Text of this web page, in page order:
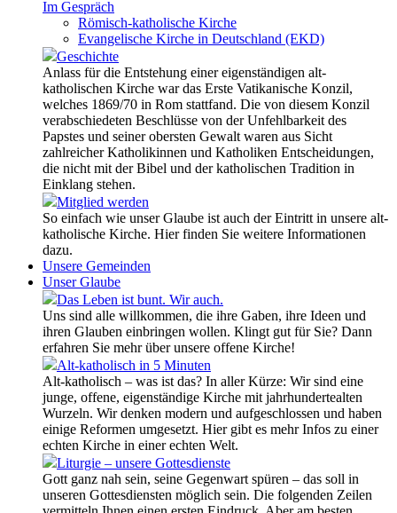
Im Gespräch
Römisch-katholische Kirche
Evangelische Kirche in Deutschland (EKD)
Geschichte
Anlass für die Entstehung einer eigenständigen alt-
katholischen Kirche war das Erste Vatikanische Konzil,
welches 1869/70 in Rom stattfand. Die von diesem Konzil
verabschiedeten Beschlüsse von der Unfehlbarkeit des
Papstes und seiner obersten Gewalt waren aus Sicht
zahlreicher Katholikinnen und Katholiken Entscheidungen,
die nicht mit der Bibel und der katholischen Tradition in
Einklang stehen.
Mitglied werden
So einfach wie unser Glaube ist auch der Eintritt in unsere alt-
katholische Kirche. Hier finden Sie weitere Informationen
dazu.
Unsere Gemeinden
Unser Glaube
Das Leben ist bunt. Wir auch.
Uns sind alle willkommen, die ihre Gaben, ihre Ideen und
ihren Glauben einbringen wollen. Klingt gut für Sie? Dann
erfahren Sie mehr über unsere offene Kirche!
Alt-katholisch in 5 Minuten
Alt-katholisch – was ist das? In aller Kürze: Wir sind eine
junge, offene, eigenständige Kirche mit jahrhundertealten
Wurzeln. Wir denken modern und aufgeschlossen und haben
einige Reformen umgesetzt. Hier gibt es mehr Infos zu einer
echten Kirche in einer echten Welt.
Liturgie – unsere Gottesdienste
Gott ganz nah sein, seine Gegenwart spüren – das soll in
unseren Gottesdiensten möglich sein. Die folgenden Zeilen